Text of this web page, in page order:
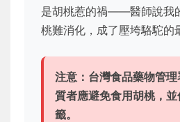
是胡桃惹的禍——醫師說我
桃難消化，成了壓垮駱駝的
注意： 台灣食品藥物管
質者應避免食用胡桃，
籤。